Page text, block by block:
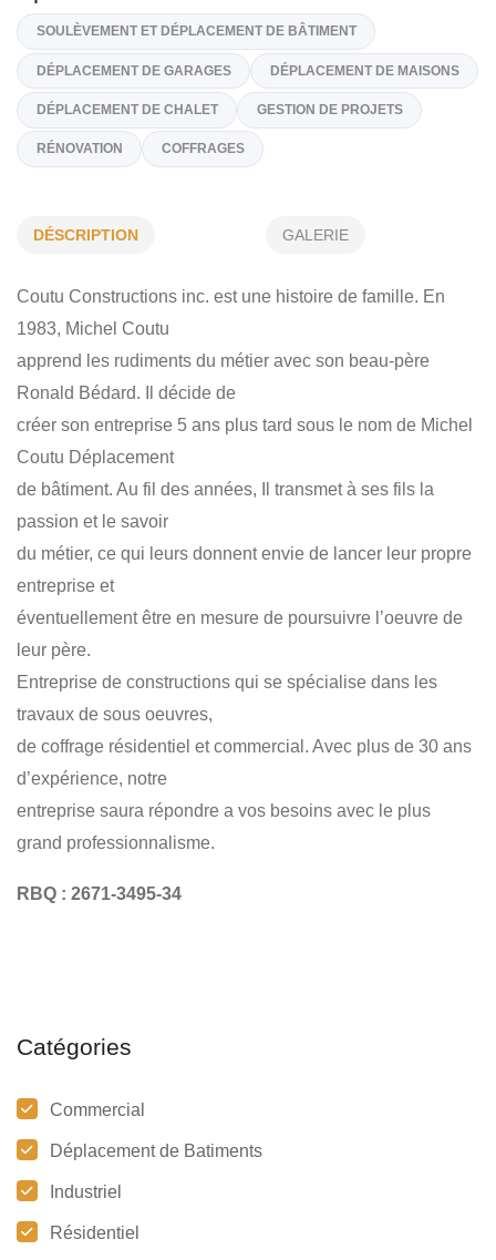
(418) 627-0057
rcoutu@coutuconstructions.com
https://www.coutuconstructions.com
SOULÈVEMENT ET DÉPLACEMENT DE BÂTIMENT​
RÉNOVATION COFFRAGES
DÉSCRIPTION GALERIE
Coutu Constructions inc. est une histoire de famille. En
1983, Michel Coutu
apprend les rudiments du métier avec son beau-père
Ronald Bédard. Il décide de
créer son entreprise 5 ans plus tard sous le nom de Michel
Coutu Déplacement
de bâtiment. Au fil des années, Il transmet à ses fils la
passion et le savoir
du métier, ce qui leurs donnent envie de lancer leur propre
entreprise et
éventuellement être en mesure de poursuivre l’oeuvre de
leur père.
Entreprise de constructions qui se spécialise dans les
travaux de sous oeuvres,
de coffrage résidentiel et commercial. Avec plus de 30 ans
d’expérience, notre
entreprise saura répondre a vos besoins avec le plus
grand professionnalisme.
RBQ : 2671-3495-34
Catégories
Commercial
Déplacement de Batiments
Industriel
Résidentiel